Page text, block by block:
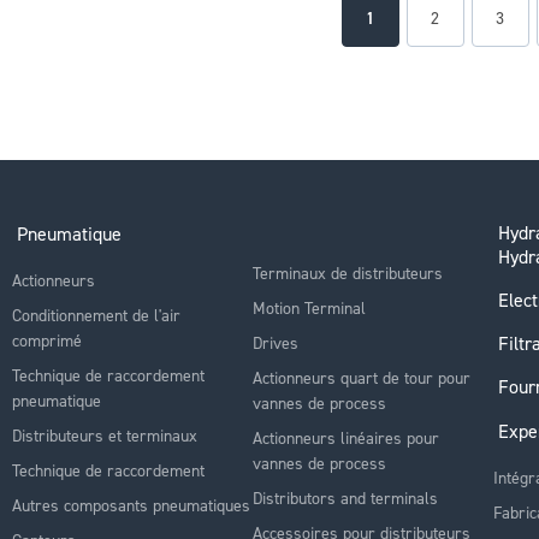
You're currently reading
1 Page
2 Page
3
Pneumatique
Actionneurs
Conditionnement de l'air
comprimé
Technique de raccordement
pneumatique
Distributeurs et terminaux
Technique de raccordement
Autres composants pneumatiques
Terminaux de distributeurs
Motion Terminal
Drives
Actionneurs quart de tour pour
vannes de process
Actionneurs linéaires pour
vannes de process
Distributors and terminals
Accessoires pour distributeurs